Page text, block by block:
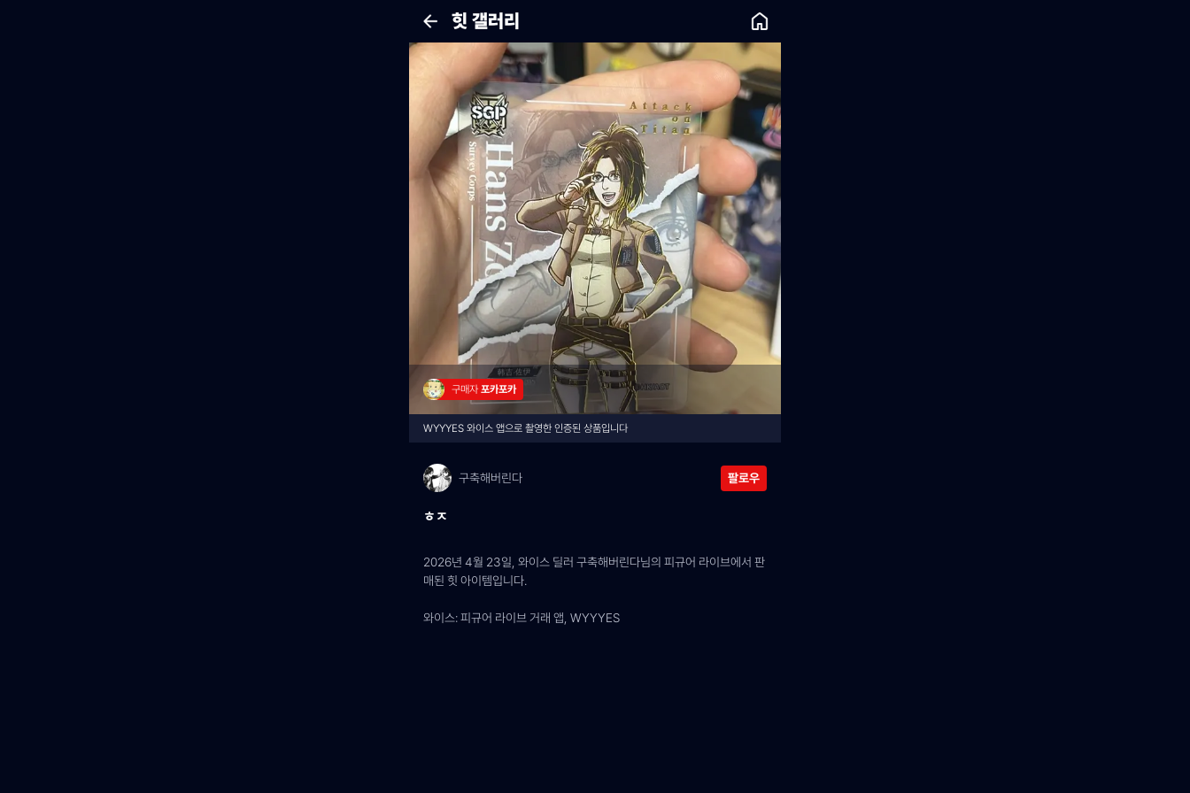
힛 갤러리
구매자 포카포카
WYYYES 와이스 앱으로 촬영한 인증된 상품입니다
구축해버린다 팔로우
ㅎㅈ
2026년 4월 23일, 와이스 딜러 구축해버린다님의 피규어 라이브에서 판
매된 힛 아이템입니다.
와이스: 피규어 라이브 거래 앱, WYYYES